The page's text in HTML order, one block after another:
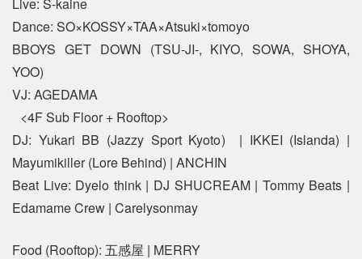
Dance: SO×KOSSY×TAA×Atsuki×tomoyo
BBOYS GET DOWN (TSU-JI-, KIYO, SOWA, SHOYA,
YOO)
VJ: AGEDAMA
<4F Sub Floor + Rooftop>
DJ: Yukari BB (Jazzy Sport Kyoto) | IKKEI (Islanda) |
Mayumikiller (Lore Behind) | ANCHIN
Beat Live: Dyelo think | DJ SHUCREAM | Tommy Beats |
Edamame Crew | Carelysonmay
Food (Rooftop): 五感屋 | MERRY